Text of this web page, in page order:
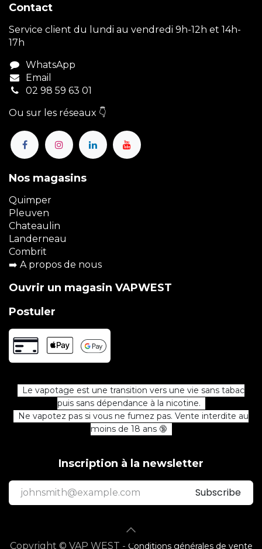
Contact
Service client du lundi au vendredi 9h-12h et 14h-
17h
WhatsApp
Email
02 98 59 63 01
Ou sur les réseaux 👇
Nos magasins
Quimper
Pleuven
Chateaulin
Landerneau
Combrit
➡️ A propos de nous
Ouvrir un magasin VAPWEST
Postuler
Le vapotage est une transition vers une vie sans tabac
puis sans dépendance à la nicotine.
Ne vapotez pas si vous ne fumez pas. Vente interdite au
moins de 18 ans 🔞
Inscription à la newsletter
Subscribe
Copyright © VAP WEST - Conditions générales de vente